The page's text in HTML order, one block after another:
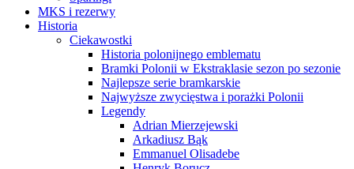
MKS i rezerwy
Historia
Ciekawostki
Historia polonijnego emblematu
Bramki Polonii w Ekstraklasie sezon po sezonie
Najlepsze serie bramkarskie
Najwyższe zwycięstwa i porażki Polonii
Legendy
Adrian Mierzejewski
Arkadiusz Bąk
Emmanuel Olisadebe